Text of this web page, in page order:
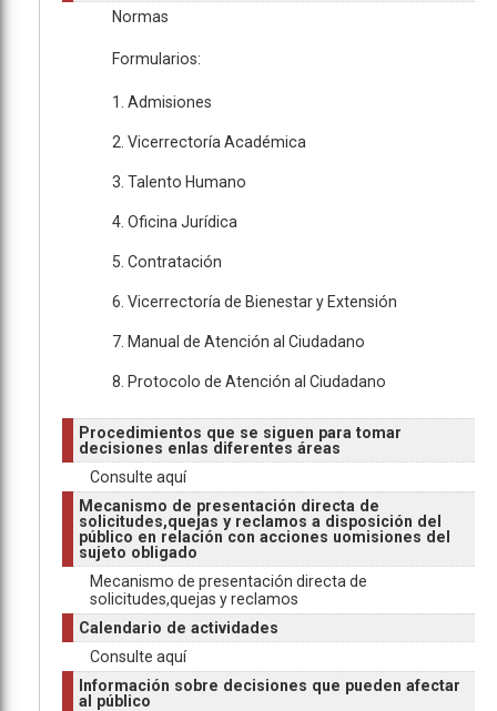
Normas
Formularios:
1. Admisiones
2. Vicerrectoría Académica
3. Talento Humano
4. Oficina Jurídica
5. Contratación
6. Vicerrectoría de Bienestar y Extensión
7. Manual de Atención al Ciudadano
8. Protocolo de Atención al Ciudadano
Procedimientos que se siguen para tomar
decisiones enlas diferentes áreas
Consulte aquí
Mecanismo de presentación directa de
solicitudes,quejas y reclamos a disposición del
público en relación con acciones uomisiones del
sujeto obligado
Mecanismo de presentación directa de
solicitudes,quejas y reclamos
Calendario de actividades
Consulte aquí
Información sobre decisiones que pueden afectar
al público